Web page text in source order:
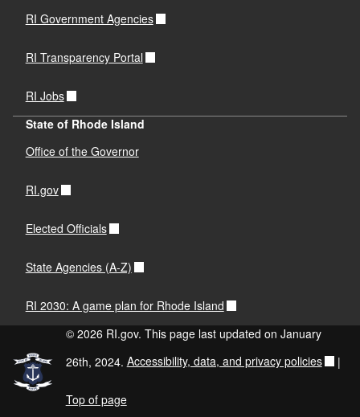
RI Government Agencies
RI Transparency Portal
RI Jobs
State of Rhode Island
Office of the Governor
RI.gov
Elected Officials
State Agencies (A-Z)
RI 2030: A game plan for Rhode Island
© 2026 RI.gov. This page last updated on January
26th, 2024. Accessibility, data, and privacy policies |
Top of page